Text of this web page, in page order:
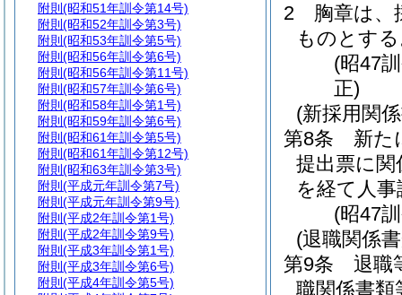
2
胸章は、
ものとす
(昭47
正)
(新採用関
第8条
新た
提出票に
を経て人
(昭47
(退職関係
第9条
退職
職関係書
附則 (昭和51年訓令第14号)
附則 (昭和52年訓令第3号)
附則 (昭和53年訓令第5号)
附則 (昭和56年訓令第6号)
附則 (昭和56年訓令第11号)
附則 (昭和57年訓令第6号)
附則 (昭和58年訓令第1号)
附則 (昭和59年訓令第6号)
附則 (昭和61年訓令第5号)
附則 (昭和61年訓令第12号)
附則 (昭和63年訓令第3号)
附則 (平成元年訓令第7号)
附則 (平成元年訓令第9号)
附則 (平成2年訓令第1号)
附則 (平成2年訓令第9号)
附則 (平成3年訓令第1号)
附則 (平成3年訓令第6号)
附則 (平成4年訓令第5号)